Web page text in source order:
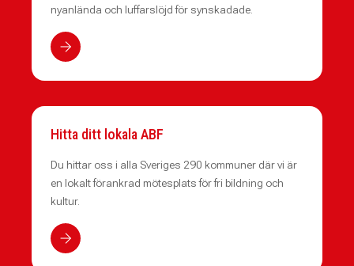
nyanlända och luffarslöjd för synskadade.
Hitta ditt lokala ABF
Du hittar oss i alla Sveriges 290 kommuner där vi är
en lokalt förankrad mötesplats för fri bildning och
kultur.